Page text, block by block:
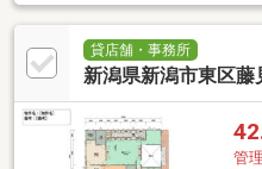
貸店舗・事務所
新潟県新潟市東区藤
管